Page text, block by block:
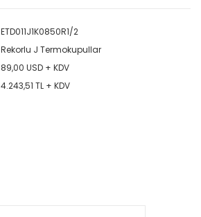
ETD011J1K0850R1/2
Rekorlu J Termokupullar
89,00 USD + KDV
4.243,51 TL + KDV